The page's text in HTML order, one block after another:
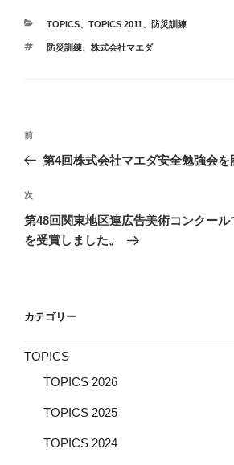
カ
ゴ
TOPICS、 TOPICS 2011、 防災訓練
タ
防災訓練、 株式会社マエダ
投
ナ
ビ
ゲ
ー
前
の
稿
前
第4回株式会社マエダ安全勉強会を
次
の
投
次
第48回関東地区連広告美術コンクー
を受賞しました。
カテゴリー
TOPICS
TOPICS 2026
TOPICS 2025
TOPICS 2024